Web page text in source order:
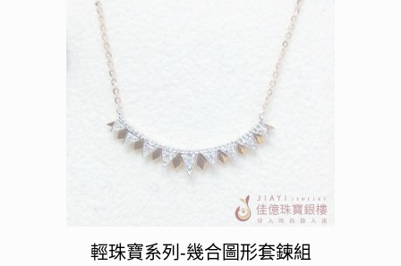
輕珠寶系列-幾合圖形套鍊組